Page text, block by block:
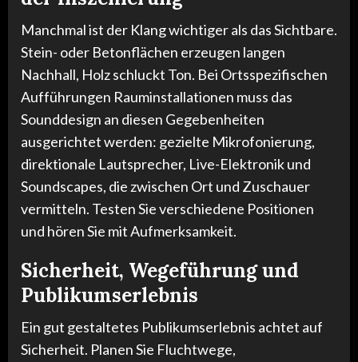
Manchmal ist der Klang wichtiger als das Sichtbare.
Stein- oder Betonflächen erzeugen langen
Nachhall, Holz schluckt Ton. Bei Ortsspezifischen
Aufführungen Rauminstallationen muss das
Sounddesign an diesen Gegebenheiten
ausgerichtet werden: gezielte Mikrofonierung,
direktionale Lautsprecher, Live-Elektronik und
Soundscapes, die zwischen Ort und Zuschauer
vermitteln. Testen Sie verschiedene Positionen
und hören Sie mit Aufmerksamkeit.
Sicherheit, Wegeführung und
Publikumserlebnis
Ein gut gestaltetes Publikumserlebnis achtet auf
Sicherheit. Planen Sie Fluchtwege,